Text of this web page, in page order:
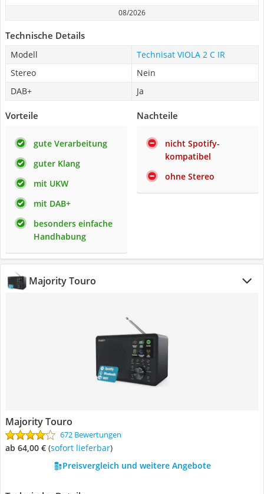
08/2026
Technische Details
Modell
Technisat VIOLA 2 C IR
Stereo
Nein
DAB+
Ja
Vorteile
gute Verarbeitung
guter Klang
mit UKW
mit DAB+
besonders einfache
Handhabung
Nachteile
nicht Spotify-
kompatibel
ohne Stereo
Majority Touro
Majority Touro
672 Bewertungen
ab 64,00 € ( Sofort lieferbar)
Preisvergleich und weitere Angebote